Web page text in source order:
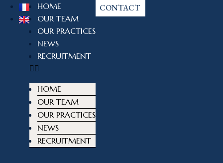
HOME
OUR TEAM
OUR PRACTICES
NEWS
RECRUITMENT
HOME
OUR TEAM
OUR PRACTICES
NEWS
RECRUITMENT
CONTACT